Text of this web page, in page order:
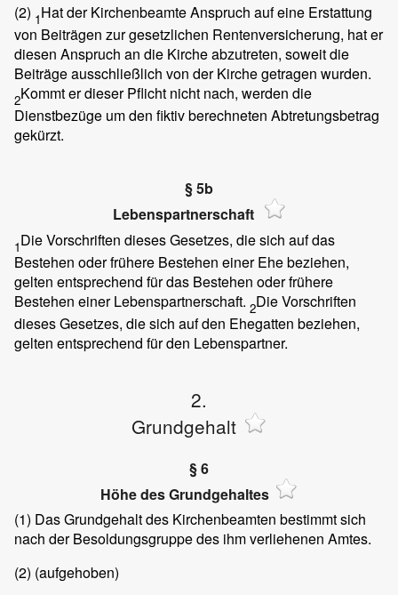
(2) 1Hat der Kirchenbeamte Anspruch auf eine Erstattung
von Beiträgen zur gesetzlichen Rentenversicherung, hat er
diesen Anspruch an die Kirche abzutreten, soweit die
Beiträge ausschließlich von der Kirche getragen wurden.
2Kommt er dieser Pflicht nicht nach, werden die
Dienstbezüge um den fiktiv berechneten Abtretungsbetrag
gekürzt.
§ 5b
Lebenspartnerschaft
1Die Vorschriften dieses Gesetzes, die sich auf das
Bestehen oder frühere Bestehen einer Ehe beziehen,
gelten entsprechend für das Bestehen oder frühere
Bestehen einer Lebenspartnerschaft. 2Die Vorschriften
dieses Gesetzes, die sich auf den Ehegatten beziehen,
gelten entsprechend für den Lebenspartner.
2.
Grundgehalt
§ 6
Höhe des Grundgehaltes
(1) Das Grundgehalt des Kirchenbeamten bestimmt sich
nach der Besoldungsgruppe des ihm verliehenen Amtes.
(2) (aufgehoben)